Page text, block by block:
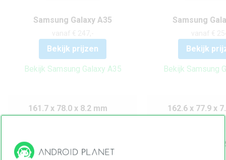
Samsung Galaxy A35
Bekijk prijzen
Bekijk Samsung Galaxy A35
161.7 x 78.0 x 8.2 mm
209 gram
6.6 inch Amoled scherm
120 Hz
Samsung
Bekijk
Bekijk Samsung
162.6 x 77.9 x
195 gram
6.7 inch Super